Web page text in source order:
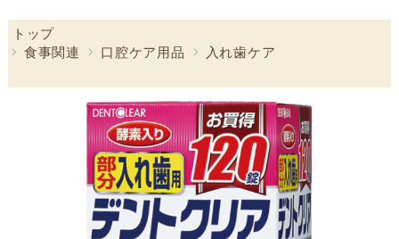
トップ
食事関連
口腔ケア用品 入れ歯ケア